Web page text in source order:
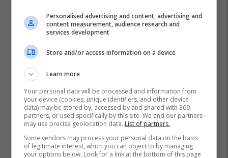
Dhuna Në Familje-Maqedoni Pthp-Maqedoni
Personalised advertising and content, advertising and
content measurement, audience research and
services development
Store and/or access information on a device
Learn more
Your personal data will be processed and information from
your device (cookies, unique identifiers, and other device
data) may be stored by, accessed by and shared with 369
partners, or used specifically by this site. We and our partners
may use precise geolocation data. List of partners.
Some vendors may process your personal data on the basis
of legitimate interest, which you can object to by managing
your options below. Look for a link at the bottom of this page